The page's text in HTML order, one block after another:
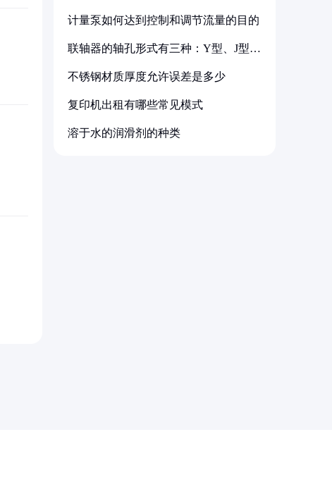
计量泵如何达到控制和调节流量的目的
联轴器的轴孔形式有三种：Y型、J型、
不锈钢材质厚度允许误差是多少
复印机出租有哪些常见模式
溶于水的润滑剂的种类